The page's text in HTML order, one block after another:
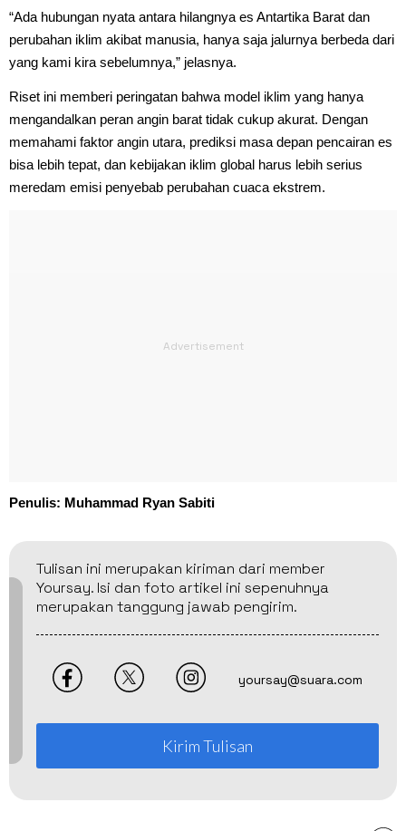
“Ada hubungan nyata antara hilangnya es Antartika Barat dan
perubahan iklim akibat manusia, hanya saja jalurnya berbeda dari
yang kami kira sebelumnya,” jelasnya.
Riset ini memberi peringatan bahwa model iklim yang hanya
mengandalkan peran angin barat tidak cukup akurat. Dengan
memahami faktor angin utara, prediksi masa depan pencairan es
bisa lebih tepat, dan kebijakan iklim global harus lebih serius
meredam emisi penyebab perubahan cuaca ekstrem.
Penulis: Muhammad Ryan Sabiti
Tulisan ini merupakan kiriman dari member
Yoursay. Isi dan foto artikel ini sepenuhnya
merupakan tanggung jawab pengirim.
yoursay@suara.com
Kirim Tulisan